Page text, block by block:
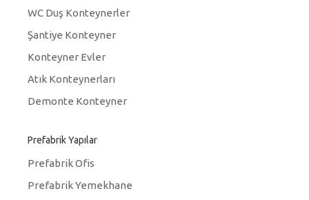
WC Duş Konteynerler
Şantiye Konteyner
Konteyner Evler
Atık Konteynerları
Demonte Konteyner
Prefabrik Yapılar
Prefabrik Ofis
Prefabrik Yemekhane